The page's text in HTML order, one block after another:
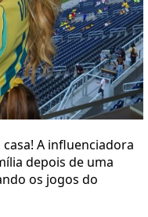
A influenciadora
depois de uma
os jogos do